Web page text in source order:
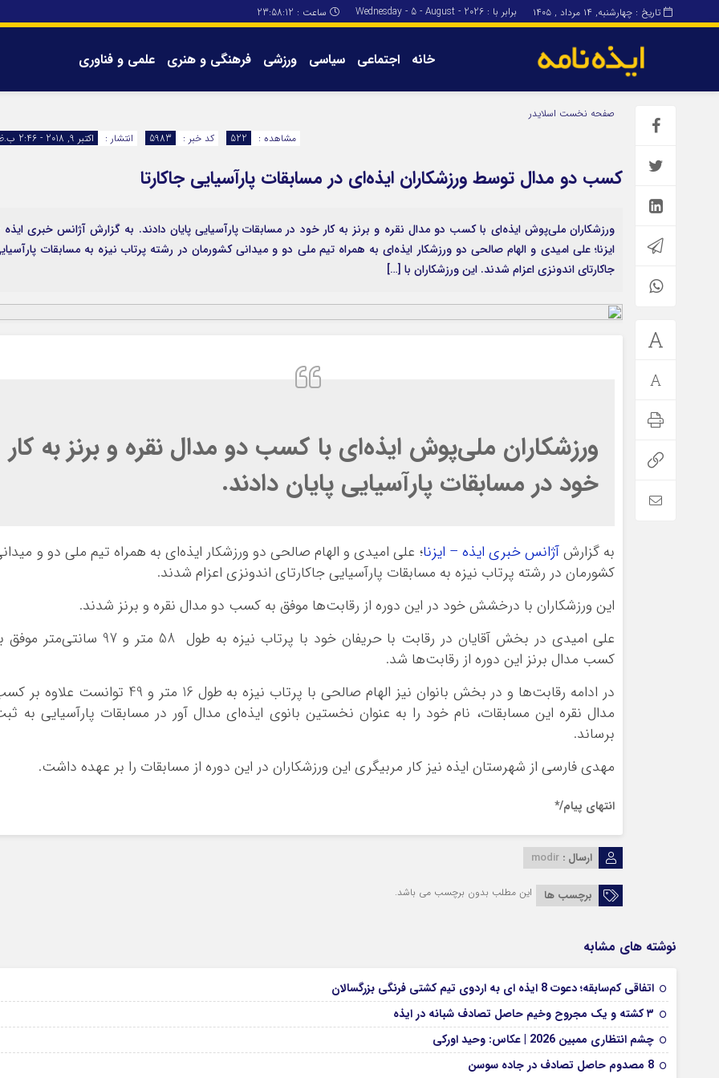
تاریخ : چهارشنبه, ۱۴ مرداد , ۱۴۰۵ برابر با : Wednesday - 5 - August - 2026 ساعت : 23:58:13
خانه اجتماعی سیاسی ورزشی فرهنگی و هنری علمی و فناوری
برگه نمونهصفحه نخست اسلایدر
انتشار :
اکتبر 9, 2018 - 2:46 ب.ظ کد خبر : 5983 مشاهده : 522
کسب دو مدال توسط ورزشکاران ایذه‌ای در مسابقات پارآسیایی جاکارتا
ورزشکاران ملی‌پوش ایذه‌ای با کسب دو مدال نقره و برنز به کار خود در مسابقات پارآسیایی پایان دادند. به گزارش آژانس خبری
ایزنا؛ علی امیدی و الهام صالحی دو ورزشکار ایذه‌ای به همراه تیم ملی دو و میدانی کشورمان در رشته پرتاب نیزه به مسابقات
جاکارتای اندونزی اعزام شدند. این ورزشکاران با […]
ورزشکاران ملی‌پوش ایذه‌ای با کسب دو مدال نقره و برنز به کار
خود در مسابقات پارآسیایی پایان دادند.
به گزارشآژانس خبری ایذه – ایزنا؛ علی امیدی و الهام صالحی دو ورزشکار ایذه‌ای به همراه تیم ملی دو و
کشورمان در رشته پرتاب نیزه به مسابقات پارآسیایی جاکارتای اندونزی اعزام شدند.
این ورزشکاران با درخشش خود در این دوره از رقابت‌ها موفق به کسب دو مدال نقره و برنز شدند.
علی امیدی در بخش آقایان در رقابت با حریفان خود با پرتاب نیزه به طول 58 متر و 97
کسب مدال برنز این دوره از رقابت‌ها شد.
در ادامه رقابت‌ها و در بخش بانوان نیز الهام صالحی با پرتاب نیزه به طول 16 متر و 49 توانست
مدال نقره این مسابقات، نام خود را به عنوان نخستین بانوی ایذه‌ای مدال آور در مسابقات پارآسیایی به
برساند.
مهدی فارسی از شهرستان ایذه نیز کار مربیگری این ورزشکاران در این دوره از مسابقات را بر عهده داشت.
انتهای پیام/*
ارسال : modir
برچسب ها این مطلب بدون برچسب می باشد.
نوشته های مشابه
اتفاقی کم‌سابقه؛ دعوت 8 ایذه ای به اردوی تیم کشتی فرنگی بزرگسالان
۳ کشته و یک مجروح وخیم حاصل تصادف شبانه در ایذه
چشم انتظاری ممبین 2026 | عکاس: وحید اورکی
8 مصدوم حاصل تصادف در جاده سوسن